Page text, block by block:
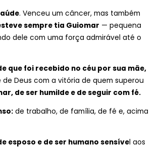
. Venceu um câncer, mas também
sempre tia Guiomar — pequena
dele com uma força admirável até o
que foi recebido no céu por sua mãe,
Deus com a vitória de quem superou
de ser humilde e de seguir com fé.
de trabalho, de família, de fé e, acima
esposo e de ser humano sensível aos